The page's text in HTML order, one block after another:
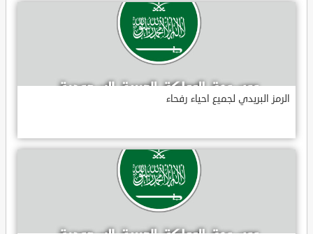
الرمز البريدي لجميع احياء رفحاء